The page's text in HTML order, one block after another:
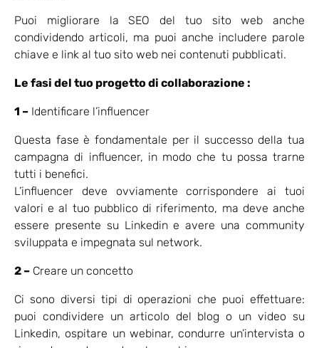
Puoi migliorare la SEO del tuo sito web anche
condividendo articoli, ma puoi anche includere parole
chiave e link al tuo sito web nei contenuti pubblicati.
Le fasi del tuo progetto di collaborazione :
1 – Identificare l’influencer
Questa fase è fondamentale per il successo della tua
campagna di influencer, in modo che tu possa trarne
tutti i benefici.
L’influencer deve ovviamente corrispondere ai tuoi
valori e al tuo pubblico di riferimento, ma deve anche
essere presente su Linkedin e avere una community
sviluppata e impegnata sul network.
2 – Creare un concetto
Ci sono diversi tipi di operazioni che puoi effettuare:
puoi condividere un articolo del blog o un video su
Linkedin, ospitare un webinar, condurre un’intervista o